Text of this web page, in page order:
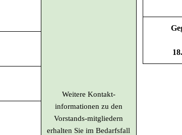
Weitere Kontakt-
informationen zu den
Vorstands-mitgliedern
erhalten Sie im Bedarfsfall